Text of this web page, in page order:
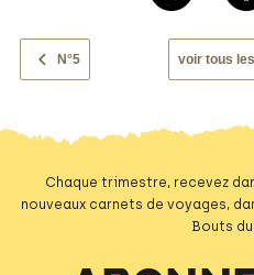
N°5 voir tous
Chaque trimestre, recevez
nouveaux carnets de voyages,
Bouts